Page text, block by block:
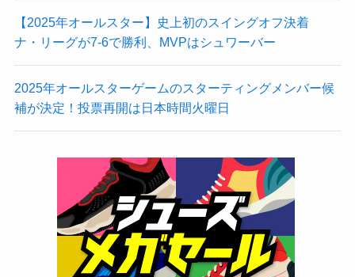
【2025年オールスター】史上初のスイングオフ決着
ナ・リーグが7-6で勝利、MVPはシュワーバー
2025年オールスターゲームのスターティングメンバー候
補が決定！投票再開は日本時間火曜日